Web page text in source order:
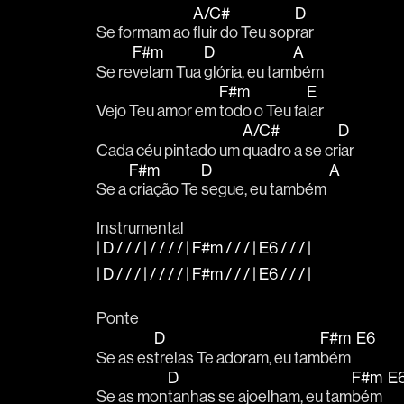
Se formam ao
A/C#
fluir do Teu sop
D
rar
Se re
F#m
velam Tua
D
glória, eu tam
A
bém
Vejo Teu amor em
F#m
todo o Teu fa
E
lar
Cada céu pintado um
A/C#
quadro a se cr
D
iar
Se a
F#m
criação Te
D
segue, eu também
A
Instrumental
| D / / / | / / / / | F#m / / / | E6 / / / |
| D / / / | / / / / | F#m / / / | E6 / / / |
Ponte
Se as es
D
trelas Te adoram, eu tam
F#m
bém
E6
Se as mon
D
tanhas se ajoelham, eu tam
F#m
bém